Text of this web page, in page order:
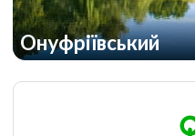
Онуфріївський